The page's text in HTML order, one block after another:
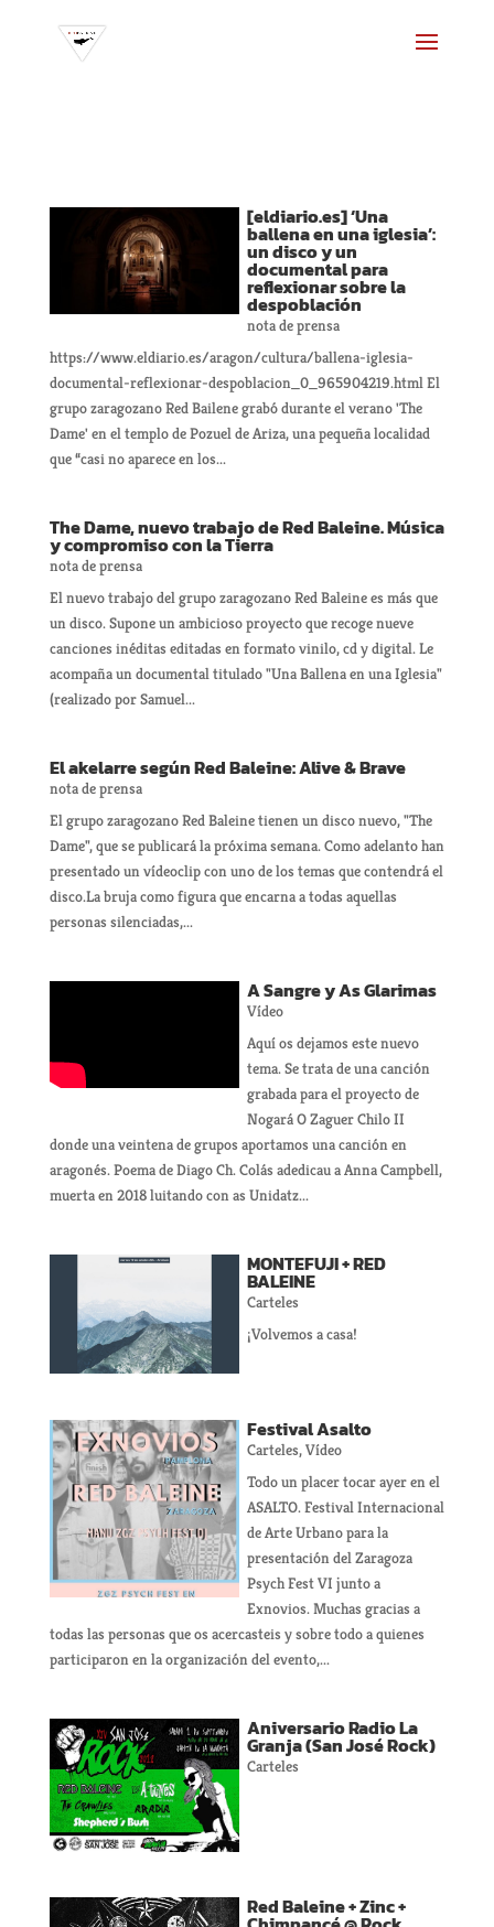
[eldiario.es] ‘Una
ballena en una iglesia’:
un disco y un
documental para
reflexionar sobre la
despoblación
nota de prensa
https://www.eldiario.es/aragon/cultura/ballena-iglesia-
documental-reflexionar-despoblacion_0_965904219.html El
grupo zaragozano Red Bailene grabó durante el verano 'The
Dame' en el templo de Pozuel de Ariza, una pequeña localidad
que “casi no aparece en los...
The Dame, nuevo trabajo de Red Baleine. Música
y compromiso con la Tierra
nota de prensa
El nuevo trabajo del grupo zaragozano Red Baleine es más que
un disco. Supone un ambicioso proyecto que recoge nueve
canciones inéditas editadas en formato vinilo, cd y digital. Le
acompaña un documental titulado "Una Ballena en una Iglesia"
(realizado por Samuel...
El akelarre según Red Baleine: Alive & Brave
nota de prensa
El grupo zaragozano Red Baleine tienen un disco nuevo, "The
Dame", que se publicará la próxima semana. Como adelanto han
presentado un vídeoclip con uno de los temas que contendrá el
disco.La bruja como figura que encarna a todas aquellas
personas silenciadas,...
A Sangre y As Glarimas
Vídeo
Aquí os dejamos este nuevo
tema. Se trata de una canción
grabada para el proyecto de
Nogará O Zaguer Chilo II
donde una veintena de grupos aportamos una canción en
aragonés. Poema de Diago Ch. Colás adedicau a Anna Campbell,
muerta en 2018 luitando con as Unidatz...
MONTEFUJI + RED
BALEINE
Carteles
¡Volvemos a casa!
Festival Asalto
Carteles,Vídeo
Todo un placer tocar ayer en el
ASALTO. Festival Internacional
de Arte Urbano para la
presentación del Zaragoza
Psych Fest VI junto a
Exnovios. Muchas gracias a
todas las personas que os acercasteis y sobre todo a quienes
participaron en la organización del evento,...
Aniversario Radio La
Granja (San José Rock)
Carteles
Red Baleine + Zinc +